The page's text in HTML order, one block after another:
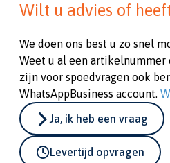
Wilt u advies of
We doen ons best u zo snel
Weet u al een artikelnummer
zijn voor spoedvragen ook
WhatsAppBusiness account.
Ja, ik heb een vraag
Levertijd opvragen